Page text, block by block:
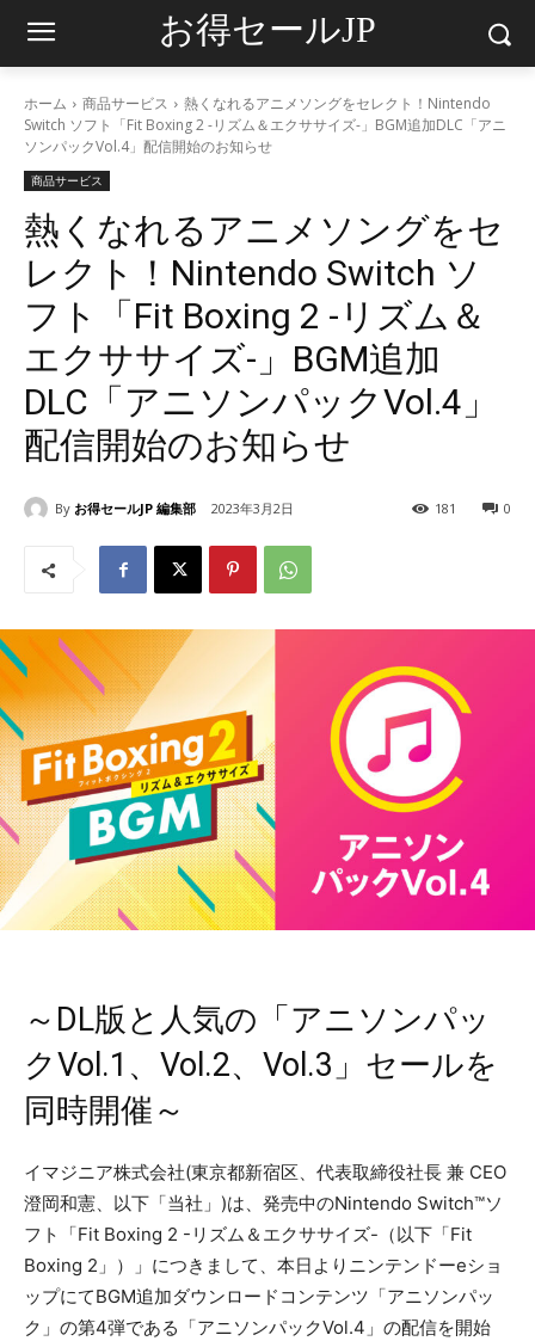
お得セールJP
ホーム 商品サービス
熱くなれるアニメソングをセレクト！Nintendo
Switch ソフト「Fit Boxing 2 -リズム＆エクササイズ-」BGM追加DLC「アニ
ソンパックVol.4」配信開始のお知らせ
商品サービス
熱くなれるアニメソングをセ
レクト！Nintendo Switch ソ
フト「Fit Boxing 2 -リズム＆
エクササイズ-」BGM追加
DLC「アニソンパックVol.4」
配信開始のお知らせ
By お得セールJP 編集部 2023年3月2日 0
181
～DL版と人気の「アニソンパッ
クVol.1、Vol.2、Vol.3」セールを
同時開催～
イマジニア株式会社(東京都新宿区、代表取締役社長 兼 CEO
澄岡和憲、以下「当社」)は、発売中のNintendo Switch™ソ
フト「Fit Boxing 2 -リズム＆エクササイズ-（以下「Fit
Boxing 2」）」につきまして、本日よりニンテンドーeショ
ップにてBGM追加ダウンロードコンテンツ「アニソンパッ
ク」の第4弾である「アニソンパックVol.4」の配信を開始